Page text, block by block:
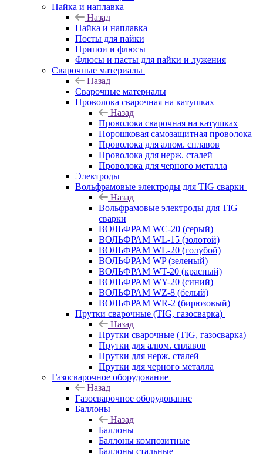
Пайка и наплавка
Назад
Пайка и наплавка
Посты для пайки
Припои и флюсы
Флюсы и пасты для пайки и лужения
Сварочные материалы
Назад
Сварочные материалы
Проволока сварочная на катушках
Назад
Проволока сварочная на катушках
Порошковая самозащитная проволока
Проволока для алюм. сплавов
Проволока для нерж. сталей
Проволока для черного металла
Электроды
Вольфрамовые электроды для TIG сварки
Назад
Вольфрамовые электроды для TIG
сварки
ВОЛЬФРАМ WC-20 (серый)
ВОЛЬФРАМ WL-15 (золотой)
ВОЛЬФРАМ WL-20 (голубой)
ВОЛЬФРАМ WP (зеленый)
ВОЛЬФРАМ WT-20 (красный)
ВОЛЬФРАМ WY-20 (синий)
ВОЛЬФРАМ WZ-8 (белый)
ВОЛЬФРАМ WR-2 (бирюзовый)
Прутки сварочные (TIG, газосварка)
Назад
Прутки сварочные (TIG, газосварка)
Прутки для алюм. сплавов
Прутки для нерж. сталей
Прутки для черного металла
Газосварочное оборудование
Назад
Газосварочное оборудование
Баллоны
Назад
Баллоны
Баллоны композитные
Баллоны стальные